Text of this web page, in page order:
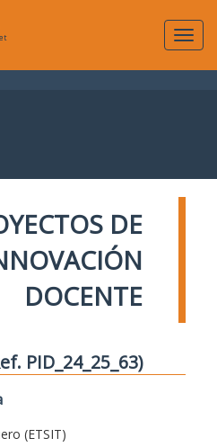
DE
DOCENTE
PID_24_25_63)
(ETSIT)